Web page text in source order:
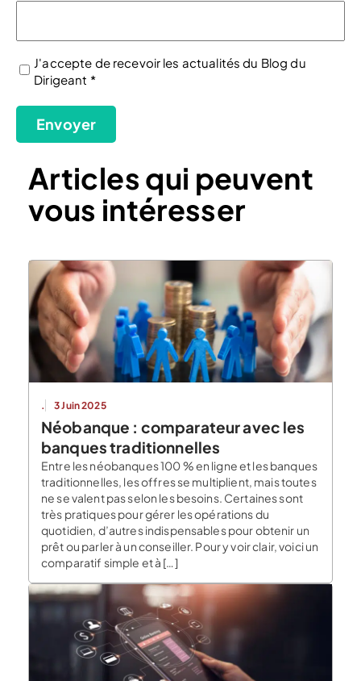
(Nécessaire)
J'accepte de recevoir les actualités du Blog du
Dirigeant *
Envoyer
Articles qui peuvent
vous intéresser
. 3 Juin 2025
Néobanque : comparateur avec les
banques traditionnelles
Entre les néobanques 100 % en ligne et les banques
traditionnelles, les offres se multiplient, mais toutes
ne se valent pas selon les besoins. Certaines sont
très pratiques pour gérer les opérations du
quotidien, d’autres indispensables pour obtenir un
prêt ou parler à un conseiller. Pour y voir clair, voici un
comparatif simple et à […]